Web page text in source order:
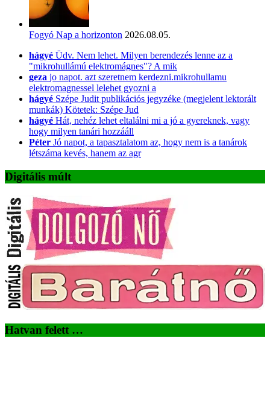
Fogyó Nap a horizonton 2026.08.05.
hágyé Üdv. Nem lehet. Milyen berendezés lenne az a
"mikrohullámú elektromágnes"? A mik
geza jo napot. azt szeretnem kerdezni.mikrohullamu
elektromagnessel lelehet gyozni a
hágyé Szépe Judit publikációs jegyzéke (megjelent lektorált
munkák) Kötetek: Szépe Jud
hágyé Hát, nehéz lehet eltalálni mi a jó a gyereknek, vagy
hogy milyen tanári hozzááll
Péter Jó napot, a tapasztalatom az, hogy nem is a tanárok
létszáma kevés, hanem az agr
Digitális múlt
Hatvan felett …